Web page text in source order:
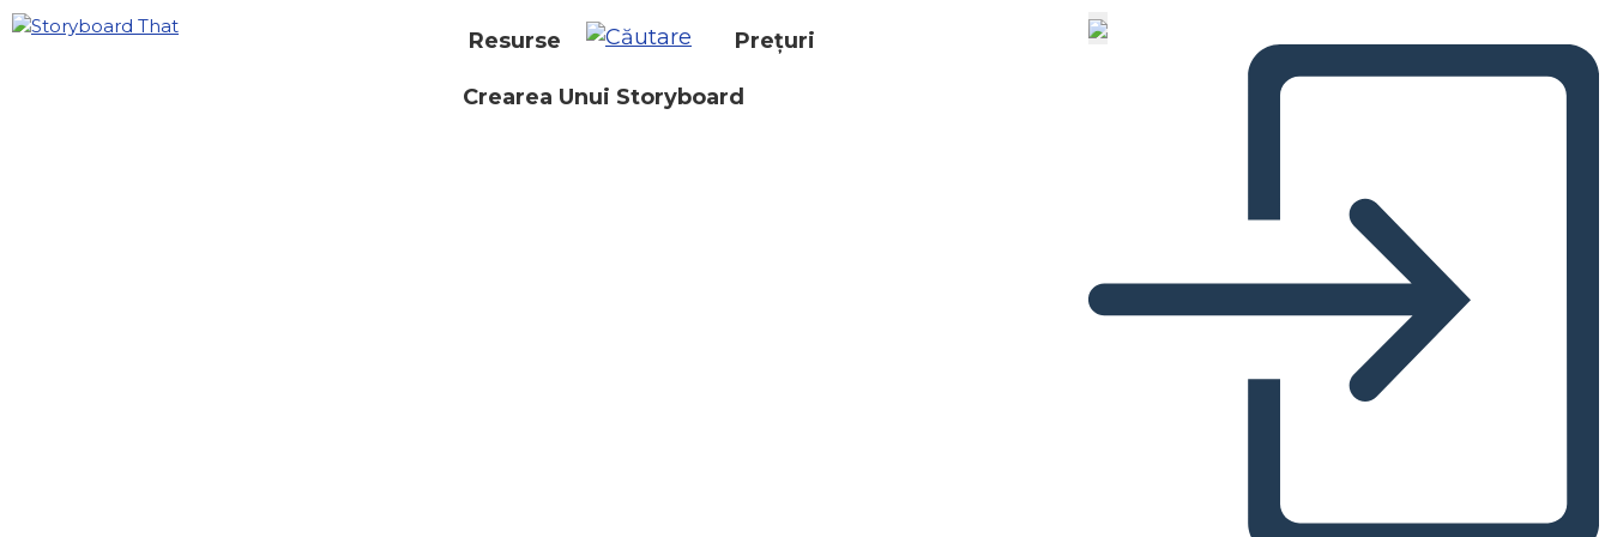
Resurse Prețuri
Crearea Unui Storyboard